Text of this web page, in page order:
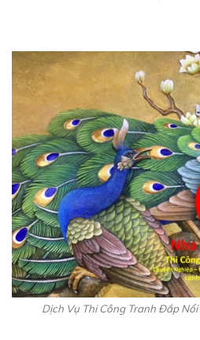
Dịch Vụ Thi Công Tranh Đắp